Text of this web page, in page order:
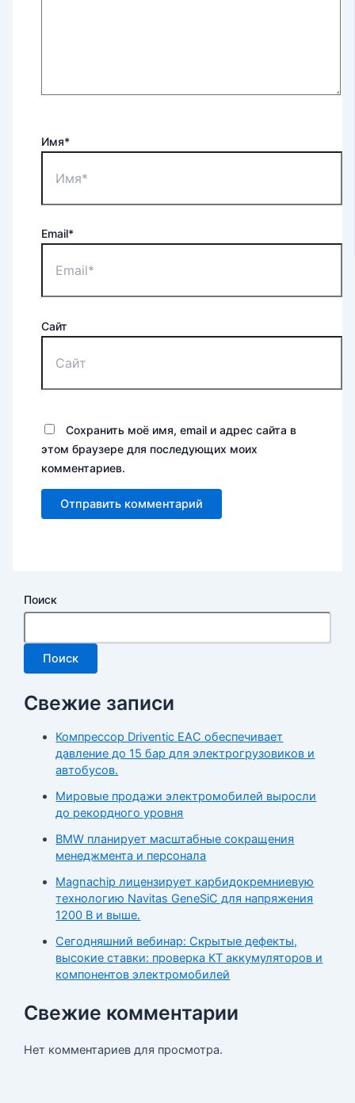
Имя*
Email*
Сайт
Сохранить моё имя, email и адрес сайта в
этом браузере для последующих моих
комментариев.
Поиск
Поиск
Свежие записи
Компрессор Driventic EAC обеспечивает
давление до 15 бар для электрогрузовиков и
автобусов.
Мировые продажи электромобилей выросли
до рекордного уровня
BMW планирует масштабные сокращения
менеджмента и персонала
Magnachip лицензирует карбидокремниевую
технологию Navitas GeneSiC для напряжения
1200 В и выше.
Сегодняшний вебинар: Скрытые дефекты,
высокие ставки: проверка КТ аккумуляторов и
компонентов электромобилей
Свежие комментарии
Нет комментариев для просмотра.